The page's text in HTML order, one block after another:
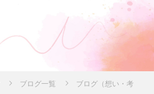
ブログ一覧
ブログ（想い・考